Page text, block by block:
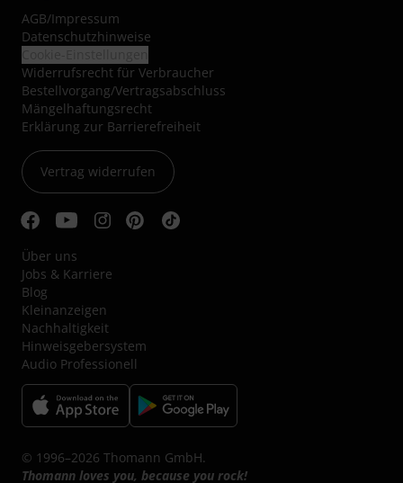
AGB/Impressum
Datenschutzhinweise
Widerrufsrecht für Verbraucher
Bestellvorgang/Vertragsabschluss
Mängelhaftungsrecht
Erklärung zur Barrierefreiheit
Vertrag widerrufen
Über uns
Jobs & Karriere
Blog
Kleinanzeigen
Nachhaltigkeit
Hinweisgebersystem
Audio Professionell
© 1996–2026 Thomann GmbH.
Thomann loves you, because you rock!